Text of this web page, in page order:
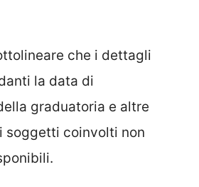
che i dettagli
la data di
graduatoria e altre
soggetti coinvolti non